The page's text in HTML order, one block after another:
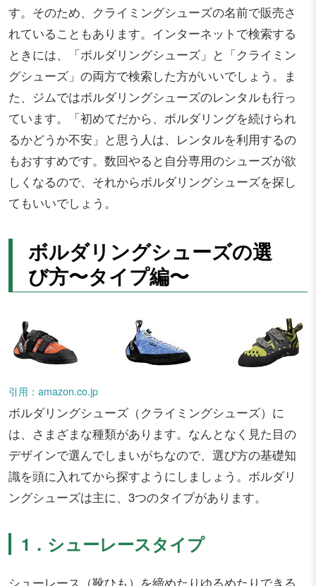
す。そのため、クライミングシューズの名前で販売さ
れていることもあります。インターネットで検索する
ときには、「ボルダリングシューズ」と「クライミン
グシューズ」の両方で検索した方がいいでしょう。ま
た、ジムではボルダリングシューズのレンタルも行っ
ています。「初めてだから、ボルダリングを続けられ
るかどうか不安」と思う人は、レンタルを利用するの
もおすすめです。数回やると自分専用のシューズが欲
しくなるので、それからボルダリングシューズを探し
てもいいでしょう。
ボルダリングシューズの選
び方〜タイプ編〜
引用：amazon.co.jp
ボルダリングシューズ（クライミングシューズ）に
は、さまざまな種類があります。なんとなく見た目の
デザインで選んでしまいがちなので、選び方の基礎知
識を頭に入れてから探すようにしましょう。ボルダリ
ングシューズは主に、3つのタイプがあります。
1．シューレースタイプ
シューレース（靴ひも）を締めたりゆるめたりできる